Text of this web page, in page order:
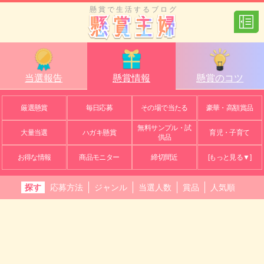
懸賞で生活するブログ
当選報告 懸賞情報 懸賞のコツ
厳選懸賞 毎日応募 その場で当たる 豪華・高額賞品
大量当選 ハガキ懸賞
無料サンプル・試
供品
育児・子育て
お得な情報 商品モニター 締切間近 [もっと見る▼]
探す 応募方法 ジャンル 当選人数 賞品 人気順